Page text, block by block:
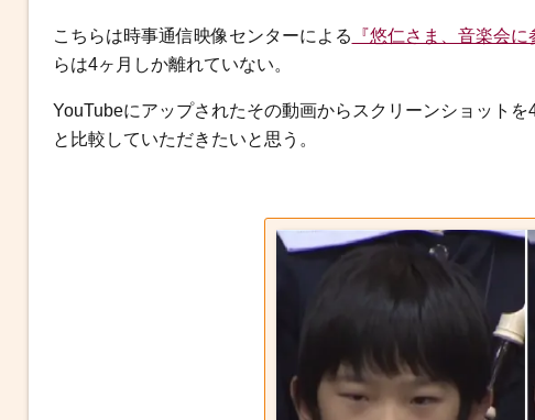
こちらは時事通信映像センターによる 『悠仁さま、音楽会に
らは4ヶ月しか離れていない。
YouTubeにアップされたその動画からスクリーンショット
と比較していただきたいと思う。